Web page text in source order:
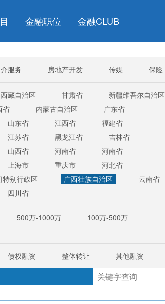
金融职位 金融CLUB
服务 房地产开发 传媒
保险
西藏自治区 甘肃省
新疆维吾尔自治区
省 内蒙古自治区
广东省
山东省 江西省
福建省
江苏省 黑龙江省
吉林省
山西省 河南省
河南省
上海市 重庆市
河北省
特别行政区 广西壮族自治区
云南省
四川省
500万-1000万
100万-500万
债权融资 整体转让 其他融资